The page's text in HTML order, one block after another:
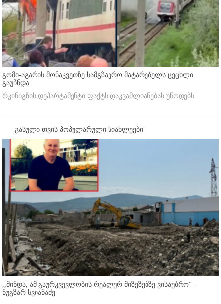
გომი-აგარის მონაკვეთზე სამგზავრო მატარებელს ცეცხლი
გაუჩნდა
რკინიგზის დეპარტამენტი ფაქტს დაკვამლიანებას უწოდებს.
გასული თვის პოპულარული სიახლეები
,,მინდა, ამ გაურკვევლობის რეალურ მიზეზებზე ვისაუბრო'' -
ნუგზარ სვიანაძე